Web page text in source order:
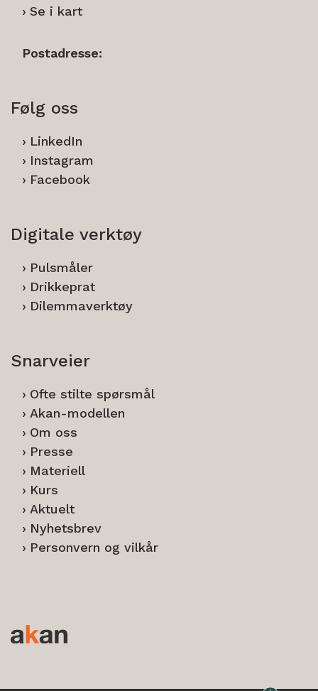
Se i kart
Postadresse:
Følg oss
LinkedIn
Instagram
Facebook
Digitale verktøy
Pulsmåler
Drikkeprat
Dilemmaverktøy
Snarveier
Ofte stilte spørsmål
Akan-modellen
Om oss
Presse
Materiell
Kurs
Aktuelt
Nyhetsbrev
Personvern og vilkår